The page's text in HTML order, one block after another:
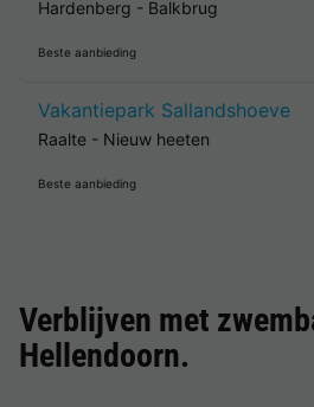
Hardenberg - Balkbrug
Beste aanbieding
Vakantiepark Sallandshoeve
Raalte - Nieuw heeten
Beste aanbieding
Verblijven met
Hellendoorn.